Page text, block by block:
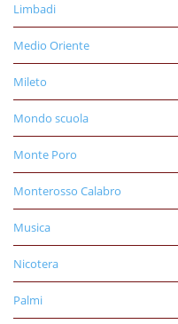
Limbadi
Medio Oriente
Mileto
Mondo scuola
Monte Poro
Monterosso Calabro
Musica
Nicotera
Palmi